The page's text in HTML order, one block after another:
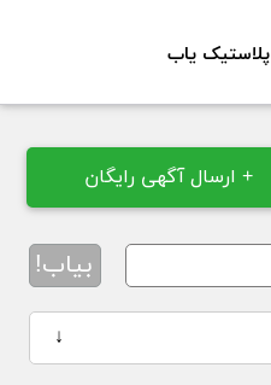
پلاستیک یاب
+ ارسال آگهی رایگان
بیاب!
↓